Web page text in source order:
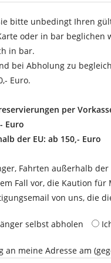
bitte unbedingt Ihren
oder in bar beglichen
in bar.
bei Abholung zu
Euro.
per
Euro
der EU: ab 150,- Euro
Fahrten außerhalb
Fall vor, die Kaution
von uns, die
selbst abholen
meine Adresse am